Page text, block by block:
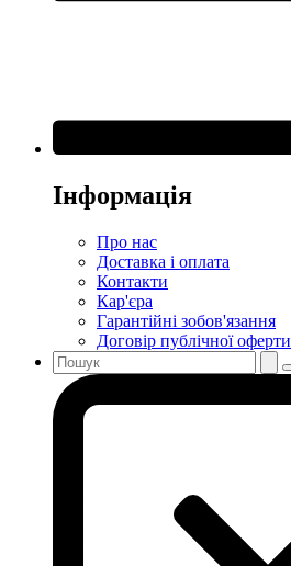
Інформація
Про нас
Доставка і оплата
Контакти
Кар'єра
Гарантійні зобов'язання
Договір публічної оферти